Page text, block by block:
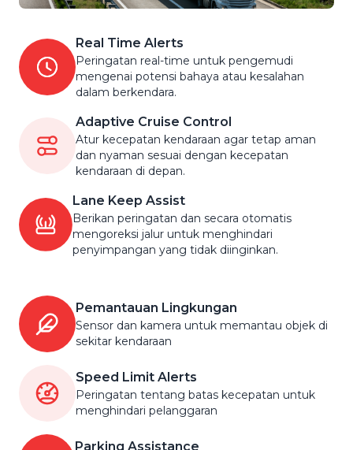
Real Time Alerts
Peringatan real-time untuk pengemudi
mengenai potensi bahaya atau kesalahan
dalam berkendara.
Adaptive Cruise Control
Atur kecepatan kendaraan agar tetap aman
dan nyaman sesuai dengan kecepatan
kendaraan di depan.
Lane Keep Assist
Berikan peringatan dan secara otomatis
mengoreksi jalur untuk menghindari
penyimpangan yang tidak diinginkan.
Pemantauan Lingkungan
Sensor dan kamera untuk memantau objek di
sekitar kendaraan
Speed Limit Alerts
Peringatan tentang batas kecepatan untuk
menghindari pelanggaran
Parking Assistance